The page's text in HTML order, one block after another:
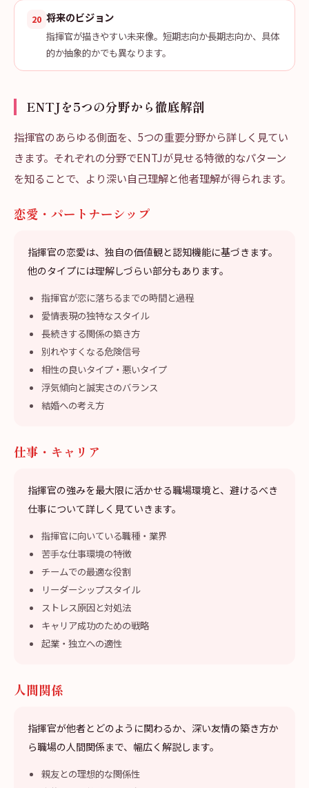
20 将来のビジョン
指揮官が描きやすい未来像。短期志向か長期志向か、具体
的か抽象的かでも異なります。
ENTJを5つの分野から徹底解剖
指揮官のあらゆる側面を、5つの重要分野から詳しく見てい
きます。それぞれの分野でENTJが見せる特徴的なパターン
を知ることで、より深い自己理解と他者理解が得られます。
恋愛・パートナーシップ
指揮官の恋愛は、独自の価値観と認知機能に基づきます。
他のタイプには理解しづらい部分もあります。
指揮官が恋に落ちるまでの時間と過程
愛情表現の独特なスタイル
長続きする関係の築き方
別れやすくなる危険信号
相性の良いタイプ・悪いタイプ
浮気傾向と誠実さのバランス
結婚への考え方
仕事・キャリア
指揮官の強みを最大限に活かせる職場環境と、避けるべき
仕事について詳しく見ていきます。
指揮官に向いている職種・業界
苦手な仕事環境の特徴
チームでの最適な役割
リーダーシップスタイル
ストレス原因と対処法
キャリア成功のための戦略
起業・独立への適性
人間関係
指揮官が他者とどのように関わるか、深い友情の築き方か
ら職場の人間関係まで、幅広く解説します。
親友との理想的な関係性